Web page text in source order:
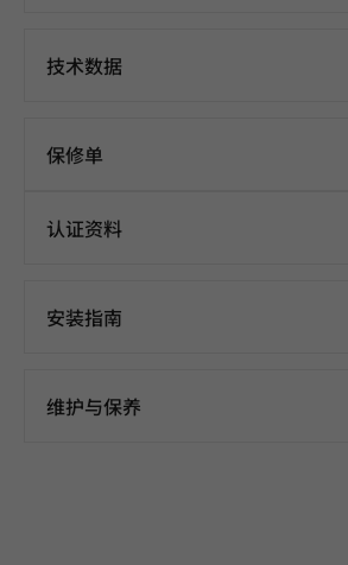
技术数据
保修单
认证资料
安装指南
维护与保养